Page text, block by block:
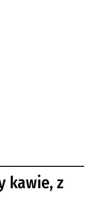
kawie, z